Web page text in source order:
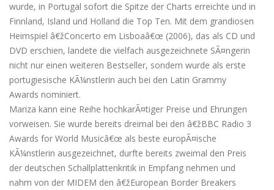
wurde, in Portugal sofort die Spitze der Charts erreichte und in
Finnland, Island und Holland die Top Ten. Mit dem grandiosen
Heimspiel â€žConcerto em Lisboaâ€œ (2006), das als CD und
DVD erschien, landete die vielfach ausgezeichnete SÃ¤ngerin
nicht nur einen weiteren Bestseller, sondern wurde als erste
portugiesische KÃ¼nstlerin auch bei den Latin Grammy
Awards nominiert.
Mariza kann eine Reihe hochkarÃ¤tiger Preise und Ehrungen
vorweisen. Sie wurde bereits dreimal bei den â€žBBC Radio 3
Awards for World Musicâ€œ als beste europÃ¤ische
KÃ¼nstlerin ausgezeichnet, durfte bereits zweimal den Preis
der deutschen Schallplattenkritik in Empfang nehmen und
nahm von der MIDEM den â€žEuropean Border Breakers